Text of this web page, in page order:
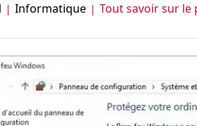
Informatique Tout savoir sur le